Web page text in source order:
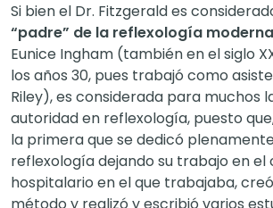
Si bien el Dr. Fitzgerald es
“padre” de la reflexología moderna
Eunice Ingham (también en el siglo
los años 30, pues trabajó como
Riley), es considerada para muchos
autoridad en reflexología, puesto
la primera que se dedicó
reflexología dejando su trabajo en el
hospitalario en el que trabajaba,